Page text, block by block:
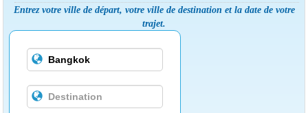
Entrez votre ville de départ, votre ville de destination et la date de votre
trajet.